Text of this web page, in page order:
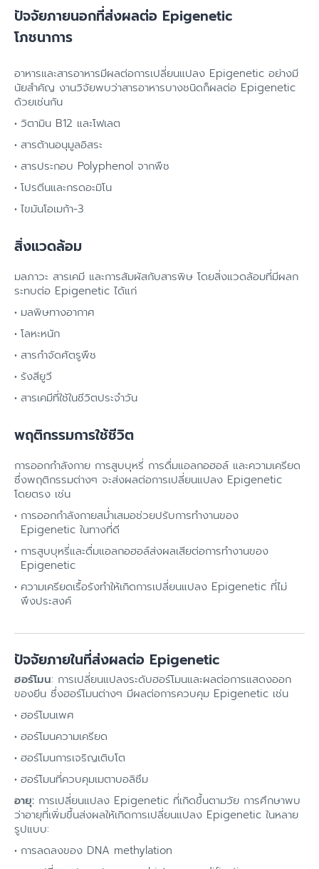
ปัจจัยภายนอกที่ส่งผลต่อ Epigenetic
โภชนาการ
อาหารและสารอาหารมีผลต่อการเปลี่ยนแปลง Epigenetic อย่างมี
นัยสำคัญ งานวิจัยพบว่าสารอาหารบางชนิดก็ผลต่อ Epigenetic
ด้วยเช่นกัน
วิตามิน B12 และโฟเลต
สารต้านอนุมูลอิสระ
สารประกอบ Polyphenol จากพืช
โปรตีนและกรดอะมิโน
ไขมันโอเมก้า-3
สิ่งแวดล้อม
มลภาวะ สารเคมี และการสัมผัสกับสารพิษ โดยสิ่งแวดล้อมที่มีผลก
ระทบต่อ Epigenetic ได้แก่
มลพิษทางอากาศ
โลหะหนัก
สารกำจัดศัตรูพืช
รังสียูวี
สารเคมีที่ใช้ในชีวิตประจำวัน
พฤติกรรมการใช้ชีวิต
การออกกำลังกาย การสูบบุหรี่ การดื่มแอลกอฮอล์ และความเครียด
ซึ่งพฤติกรรมต่างๆ จะส่งผลต่อการเปลี่ยนแปลง Epigenetic
โดยตรง เช่น
การออกกำลังกายสม่ำเสมอช่วยปรับการทำงานของ
Epigenetic ในทางที่ดี
การสูบบุหรี่และดื่มแอลกอฮอล์ส่งผลเสียต่อการทำงานของ
Epigenetic
ความเครียดเรื้อรังทำให้เกิดการเปลี่ยนแปลง Epigenetic ที่ไม่
พึงประสงค์
ปัจจัยภายในที่ส่งผลต่อ Epigenetic
ฮอร์โมน: การเปลี่ยนแปลงระดับฮอร์โมนและผลต่อการแสดงออก
ของยีน ซึ่งฮอร์โมนต่างๆ มีผลต่อการควบคุม Epigenetic เช่น
ฮอร์โมนเพศ
ฮอร์โมนความเครียด
ฮอร์โมนการเจริญเติบโต
ฮอร์โมนที่ควบคุมเมตาบอลิซึม
อายุ: การเปลี่ยนแปลง Epigenetic ที่เกิดขึ้นตามวัย การศึกษาพบ
ว่าอายุที่เพิ่มขึ้นส่งผลให้เกิดการเปลี่ยนแปลง Epigenetic ในหลาย
รูปแบบ:
การลดลงของ DNA methylation